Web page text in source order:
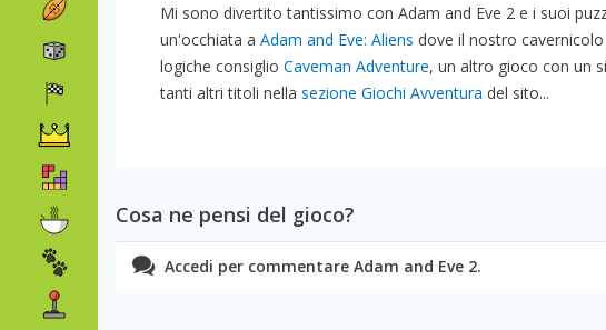
Mi sono divertito tantissimo con Adam and Eve 2 e i suoi
un'occhiata a Adam and Eve: Aliens dove il nostro
logiche consiglio Caveman Adventure, un altro gioco con un
tanti altri titoli nella sezione Giochi Avventura del sito...
Cosa ne pensi del gioco?
Accedi per commentare Adam and Eve 2.